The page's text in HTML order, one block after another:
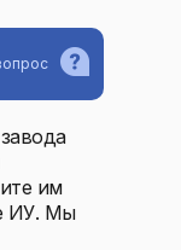
им
ИУ. Мы